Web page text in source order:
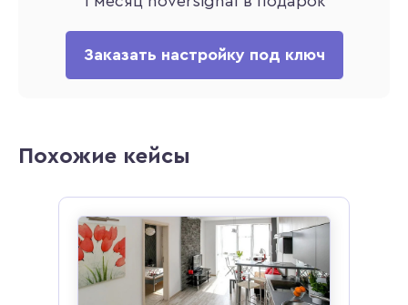
Заказать настройку под ключ
Похожие кейсы